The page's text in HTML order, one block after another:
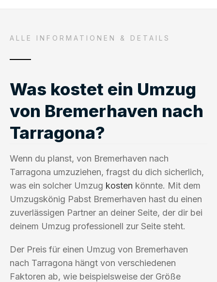
ALLE INFORMATIONEN & DETAILS
Was kostet ein Umzug
von Bremerhaven nach
Tarragona?
Wenn du planst, von Bremerhaven nach
Tarragona umzuziehen, fragst du dich sicherlich,
was ein solcher Umzug kosten könnte. Mit dem
Umzugskönig Pabst Bremerhaven hast du einen
zuverlässigen Partner an deiner Seite, der dir bei
deinem Umzug professionell zur Seite steht.
Der Preis für einen Umzug von Bremerhaven
nach Tarragona hängt von verschiedenen
Faktoren ab, wie beispielsweise der Größe